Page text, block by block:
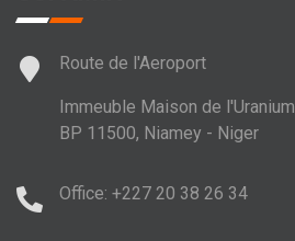
Route de l'Aeroport
Immeuble Maison de l'Uranium
BP 11500, Niamey - Niger
Office: +227 20 38 26 34